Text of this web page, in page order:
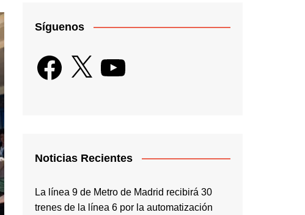
Síguenos
Facebook
X YouTube
Noticias Recientes
La línea 9 de Metro de Madrid recibirá 30
trenes de la línea 6 por la automatización